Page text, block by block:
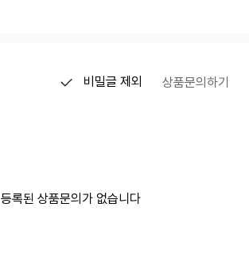
비밀글 제외 상품문의하기
등록된 상품문의가 없습니다